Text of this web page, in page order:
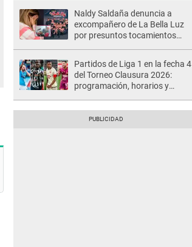
Naldy Saldaña denuncia a
excompañero de La Bella Luz
por presuntos tocamientos
Partidos de Liga 1 en la fecha 4
del Torneo Clausura 2026:
programación, horarios y